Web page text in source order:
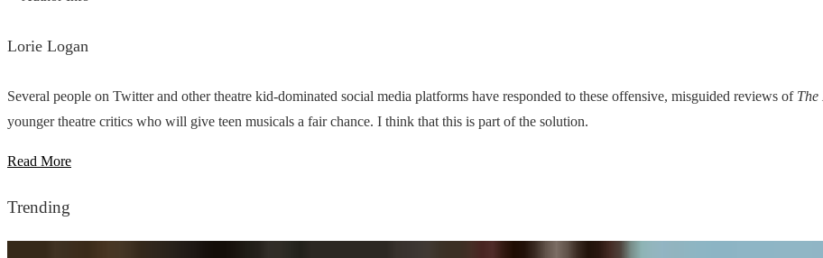
Lorie Logan
Several people on Twitter and other theatre kid-dominated social media platforms have responded to these offensive, misguided reviews of
younger theatre critics who will give teen musicals a fair chance. I think that this is part of the solution.
Read More
Trending